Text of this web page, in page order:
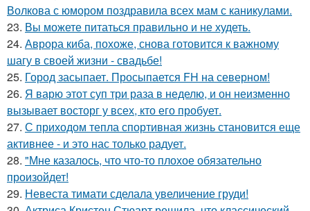
Волкова с юмором поздравила всех мам с каникулами.
23. Вы можете питаться правильно и не худеть.
24. Аврора киба, похоже, снова готовится к важному
шагу в своей жизни - свадьбе!
25. Город засыпает. Просыпается FH на северном!
26. Я варю этот суп три раза в неделю, и он неизменно
вызывает восторг у всех, кто его пробует.
27. С приходом тепла спортивная жизнь становится еще
активнее - и это нас только радует.
28. "Мне казалось, что что-то плохое обязательно
произойдет!
29. Невеста тимати сделала увеличение груди!